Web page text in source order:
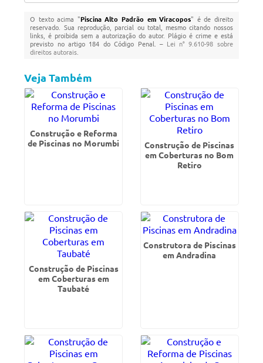
O texto acima "Piscina Alto Padrão em Viracopos" é de direito
reservado. Sua reprodução, parcial ou total, mesmo citando nossos
links, é proibida sem a autorização do autor. Plágio é crime e está
previsto no artigo 184 do Código Penal. – Lei n° 9.610-98 sobre
direitos autorais
Veja Também
Construção e Reforma
de Piscinas no Morumbi
Construção de Piscinas
em Coberturas no Bom
Retiro
Construção de Piscinas
em Coberturas em
Taubaté
Construtora de Piscinas
em Andradina